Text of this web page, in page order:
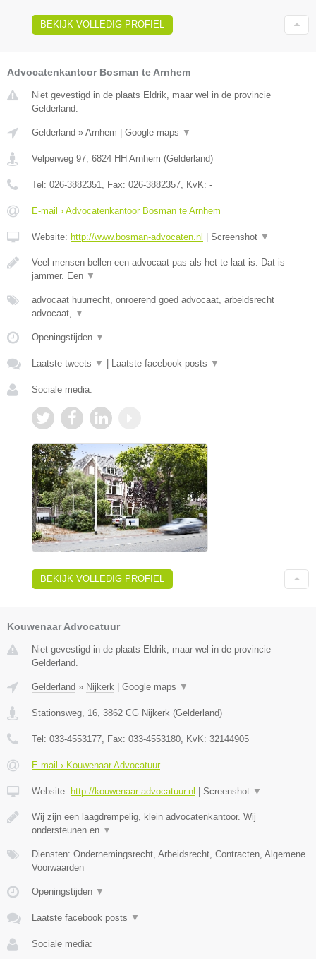
BEKIJK VOLLEDIG PROFIEL
Advocatenkantoor Bosman te Arnhem
Niet gevestigd in de plaats Eldrik, maar wel in de provincie
Gelderland.
Gelderland » Arnhem | Google maps ▼
Velperweg 97 6824 HH Arnhem (Gelderland)
Tel: 026-3882351 , Fax: 026-3882357 , KvK: -
E-mail › Advocatenkantoor Bosman te Arnhem
Website: http://www.bosman-advocaten.nl | Screenshot ▼
Veel mensen bellen een advocaat pas als het te laat is. Dat is
jammer. Een ▼
advocaat huurrecht, onroerend goed advocaat, arbeidsrecht
advocaat,
▼
Openingstijden ▼
Laatste tweets ▼ | Laatste facebook posts ▼
Sociale media:
BEKIJK VOLLEDIG PROFIEL
Kouwenaar Advocatuur
Niet gevestigd in de plaats Eldrik, maar wel in de provincie
Gelderland.
Gelderland » Nijkerk Google maps ▼
Stationsweg, 16, 3862 CG Nijkerk (Gelderland)
Tel: 033-4553177, Fax: 033-4553180, KvK: 32144905
E-mail › Kouwenaar Advocatuur
Website: http://kouwenaar-advocatuur.nl Screenshot ▼
Wij zijn een laagdrempelig, klein advocatenkantoor. Wij
ondersteunen en ▼
Diensten: Ondernemingsrecht, Arbeidsrecht, Contracten, Algemene
Voorwaarden
Openingstijden ▼
Laatste facebook posts ▼
Sociale media: